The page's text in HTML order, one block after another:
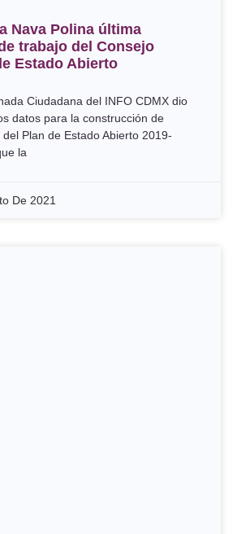
Nava Polina última
trabajo del Consejo
Estado Abierto
Ciudadana del INFO CDMX dio
datos para la construcción de
Plan de Estado Abierto 2019-
la
De 2021